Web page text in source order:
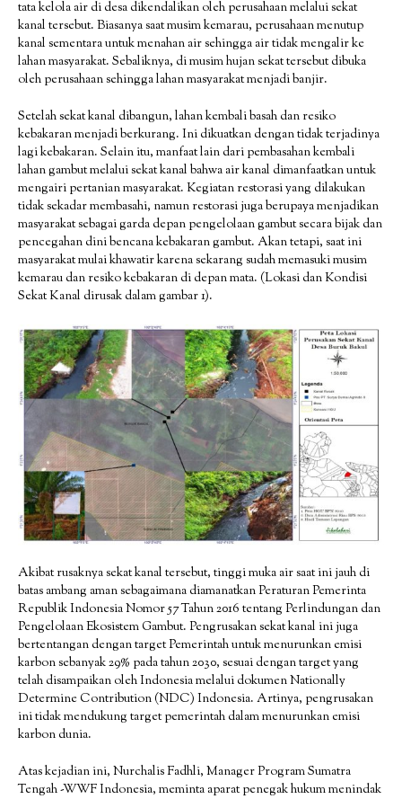
tata kelola air di desa dikendalikan oleh perusahaan melalui sekat
kanal tersebut. Biasanya saat musim kemarau, perusahaan menutup
kanal sementara untuk menahan air sehingga air tidak mengalir ke
lahan masyarakat. Sebaliknya, di musim hujan sekat tersebut dibuka
oleh perusahaan sehingga lahan masyarakat menjadi banjir.
Setelah sekat kanal dibangun, lahan kembali basah dan resiko
kebakaran menjadi berkurang. Ini dikuatkan dengan tidak terjadinya
lagi kebakaran. Selain itu, manfaat lain dari pembasahan kembali
lahan gambut melalui sekat kanal bahwa air kanal dimanfaatkan untuk
mengairi pertanian masyarakat. Kegiatan restorasi yang dilakukan
tidak sekadar membasahi, namun restorasi juga berupaya menjadikan
masyarakat sebagai garda depan pengelolaan gambut secara bijak dan
pencegahan dini bencana kebakaran gambut. Akan tetapi, saat ini
masyarakat mulai khawatir karena sekarang sudah memasuki musim
kemarau dan resiko kebakaran di depan mata. (Lokasi dan Kondisi
Sekat Kanal dirusak dalam gambar 1).
Akibat rusaknya sekat kanal tersebut, tinggi muka air saat ini jauh di
batas ambang aman sebagaimana diamanatkan Peraturan Pemerinta
Republik Indonesia Nomor 57 Tahun 2016 tentang Perlindungan dan
Pengelolaan Ekosistem Gambut. Pengrusakan sekat kanal ini juga
bertentangan dengan target Pemerintah untuk menurunkan emisi
karbon sebanyak 29% pada tahun 2030, sesuai dengan target yang
telah disampaikan oleh Indonesia melalui dokumen Nationally
Determine Contribution (NDC) Indonesia. Artinya, pengrusakan
ini tidak mendukung target pemerintah dalam menurunkan emisi
karbon dunia.
Atas kejadian ini, Nurchalis Fadhli, Manager Program Sumatra
Tengah -WWF Indonesia, meminta aparat penegak hukum menindak